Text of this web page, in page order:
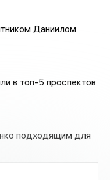
Даниилом
в топ-5 проспектов
подходящим для